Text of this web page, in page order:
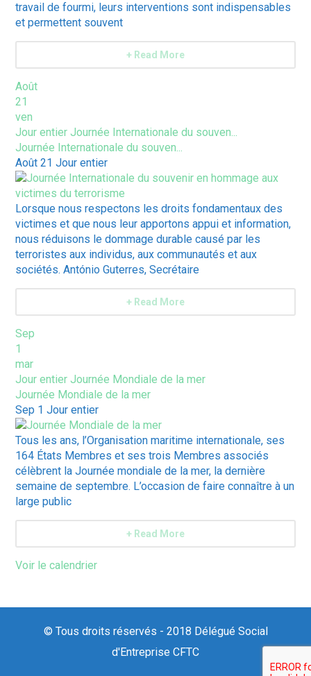
travail de fourmi, leurs interventions sont indispensables
et permettent souvent
+ Read More
Août
21
ven
Jour entierJournée Internationale du souven...
Journée Internationale du souven...
Août 21Jour entier
Lorsque nous respectons les droits fondamentaux des
victimes et que nous leur apportons appui et information,
nous réduisons le dommage durable causé par les
terroristes aux individus, aux communautés et aux
sociétés. António Guterres, Secrétaire
+ Read More
Sep
1
mar
Jour entierJournée Mondiale de la mer
Journée Mondiale de la mer
Sep 1Jour entier
Tous les ans, l’Organisation maritime internationale, ses
164 États Membres et ses trois Membres associés
célèbrent la Journée mondiale de la mer, la dernière
semaine de septembre. L’occasion de faire connaître à un
large public
+ Read More
Voir le calendrier
© Tous droits réservés - 2018 Délégué Social
d'Entreprise CFTC